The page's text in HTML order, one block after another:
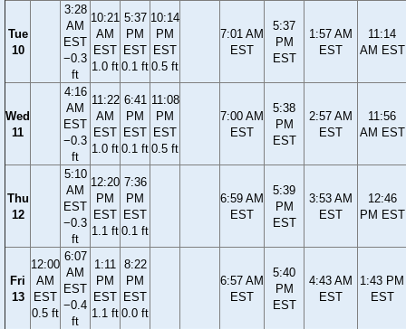
Tue
10
3:28
AM
EST
−0.3
ft
10:21
AM
EST
1.0 ft
5:37
PM
EST
0.1 ft
10:14
PM
EST
0.5 ft
7:01 AM
EST
5:37
PM
EST
1:57 AM
EST
11:14
AM EST
Wed
11
4:16
AM
EST
−0.3
ft
11:22
AM
EST
1.0 ft
6:41
PM
EST
0.1 ft
11:08
PM
EST
0.5 ft
7:00 AM
EST
5:38
PM
EST
2:57 AM
EST
11:56
AM EST
Thu
12
5:10
AM
EST
−0.3
ft
12:20
PM
EST
1.1 ft
7:36
PM
EST
0.1 ft
6:59 AM
EST
5:39
PM
EST
3:53 AM
EST
12:46
PM EST
Fri
13
12:00
AM
EST
0.5 ft
6:07
AM
EST
−0.4
ft
1:11
PM
EST
1.1 ft
8:22
PM
EST
0.0 ft
6:57 AM
EST
5:40
PM
EST
4:43 AM
EST
1:43 PM
EST